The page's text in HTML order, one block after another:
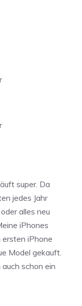
super. Da
jedes Jahr
alles neu
iPhones
iPhone
Model gekauft.
schon ein